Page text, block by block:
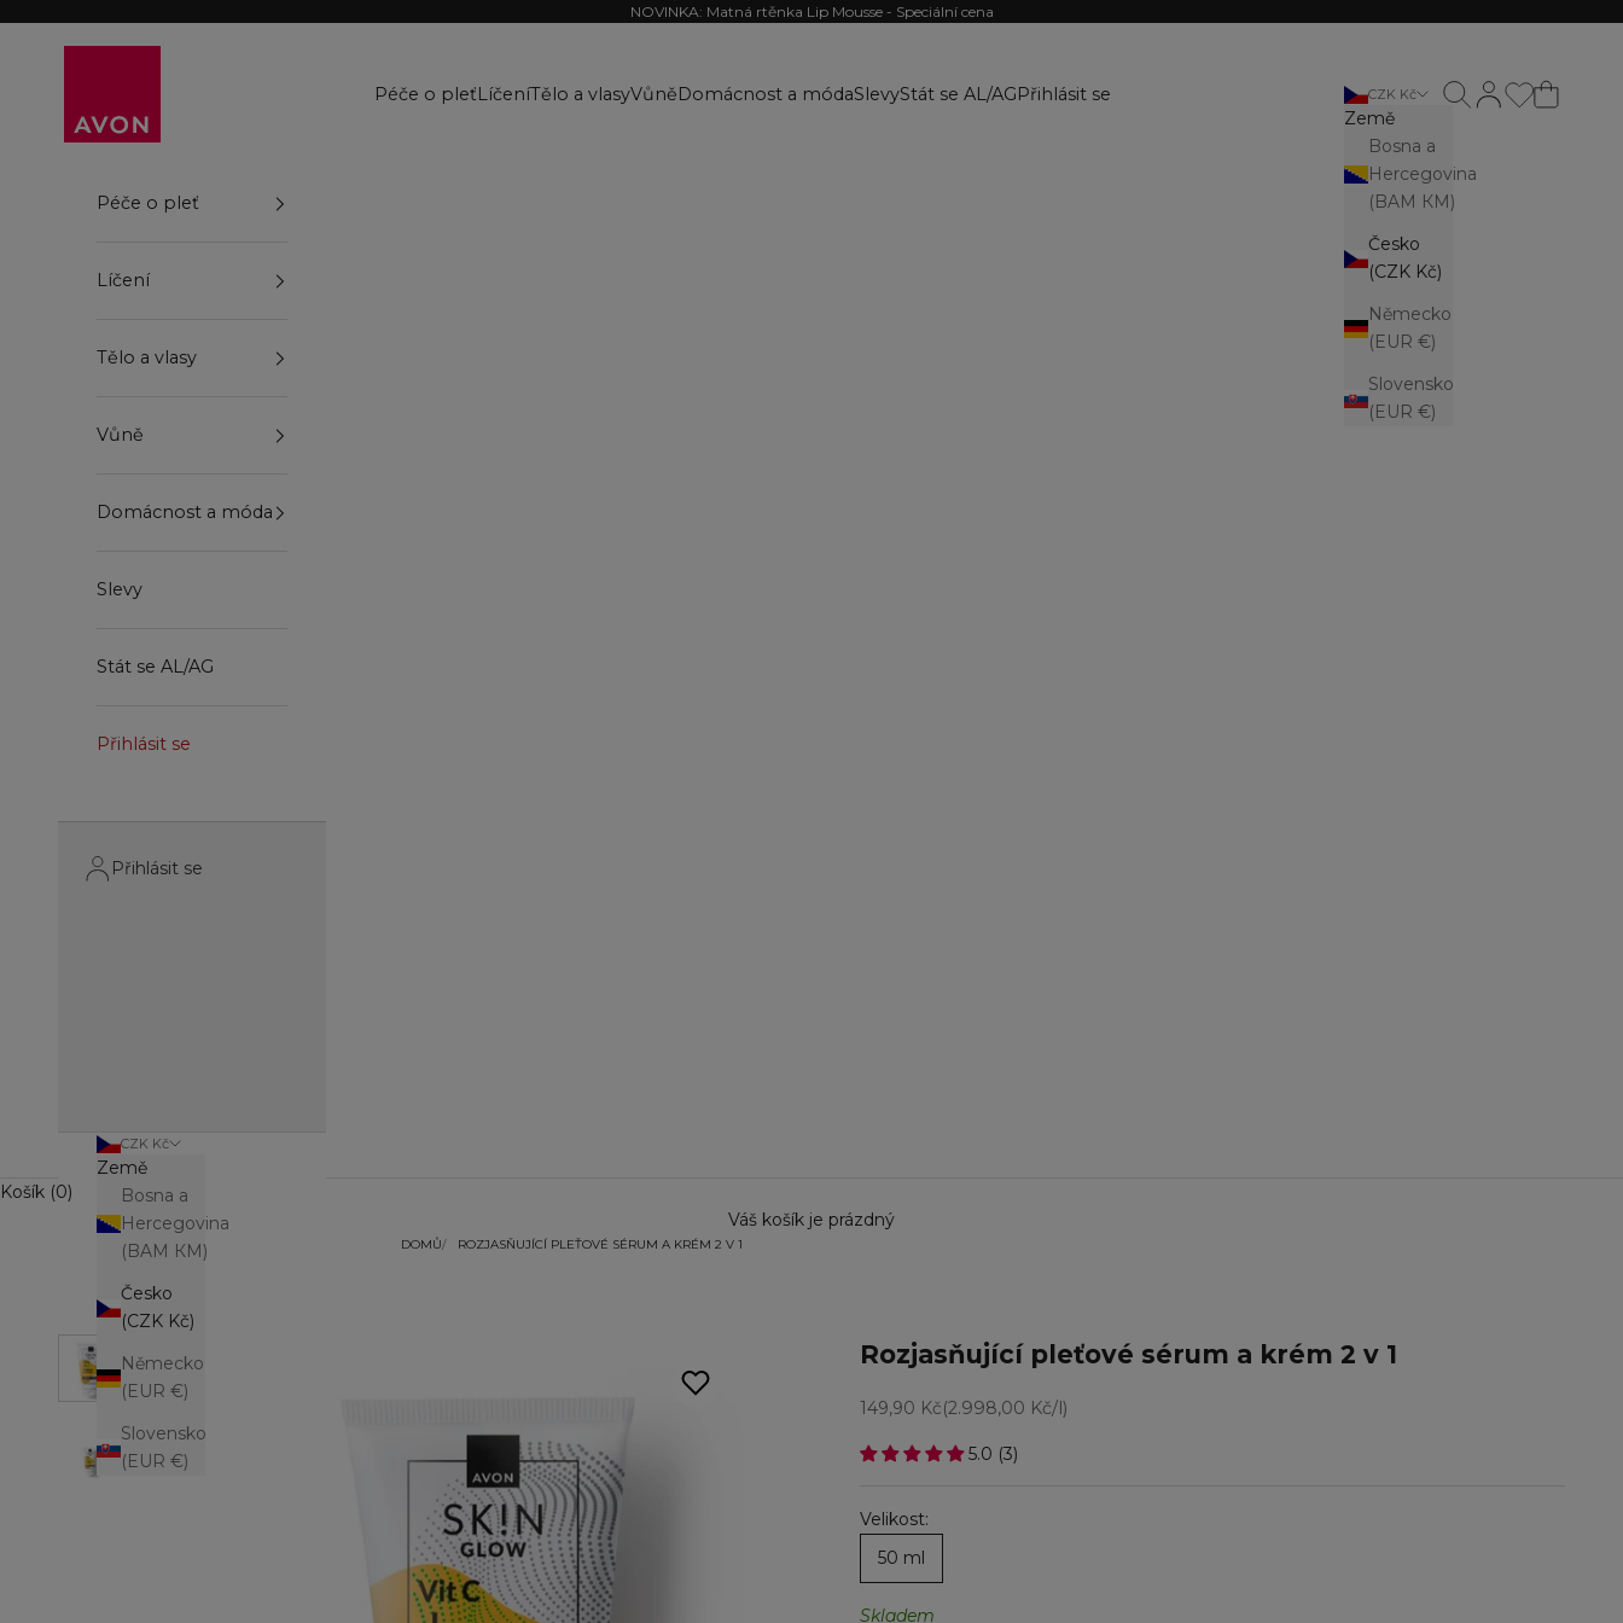
NOVINKA: Matná rtěnka Lip Mousse - Speciální cena
Péče o pleťLíčeníTělo a vlasyVůněDomácnost a módaSlevyStát se AL/AGPřihlásit se CZK Kč
Země
Bosna a
Hercegovina
(BAM КМ)
Česko
(CZK Kč)
Německo
(EUR €)
Slovensko
(EUR €)
Otevřít stránku
Otevřít vyhledávání
Péče o pleť
Líčení
Tělo a vlasy
Vůně
Domácnost a móda
Slevy
Stát se AL/AG
Přihlásit se
Přihlásit se
CZK Kč
Země
Bosna a
Hercegovina
(BAM КМ)
Česko
(CZK Kč)
Německo
(EUR €)
Slovensko
(EUR €)
Košík (0)
Váš košík je prázdný
DOMŮ ROZJASŇUJÍCÍ PLEŤOVÉ SÉRUM A KRÉM 2 V 1
Rozjasňující pleťové sérum a krém 2 v 1
Prodejní cena
149,90 Kč(2.998,00 Kč/l)
5.0 (3)
Velikost:
50 ml
Skladem